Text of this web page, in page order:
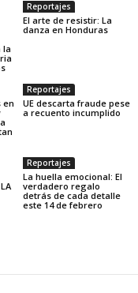
la
Reportajes
El arte de resistir: La
danza en Honduras
en
Reportajes
UE descarta fraude pese
a recuento incumplido
Reportajes
La huella emocional: El
verdadero regalo
detrás de cada detalle
este 14 de febrero